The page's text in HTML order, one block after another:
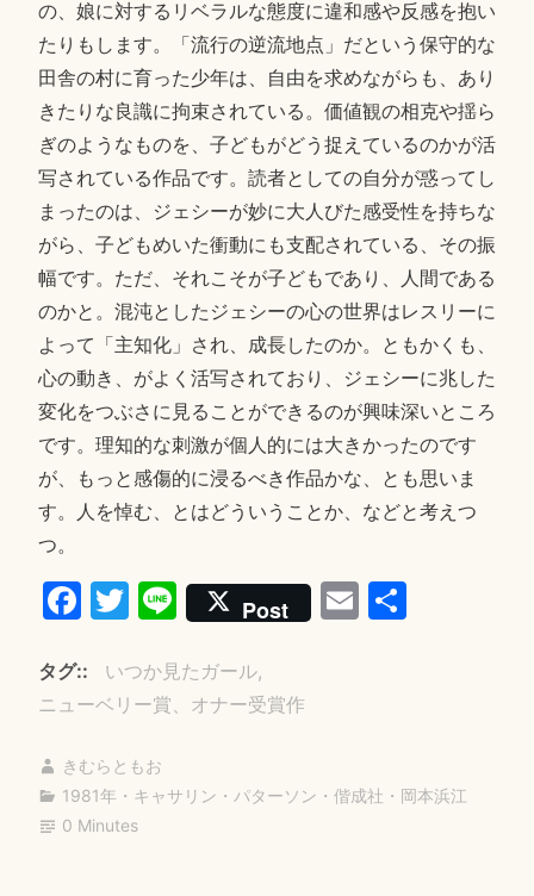
の、娘に対するリベラルな態度に違和感や反感を抱い
たりもします。「流行の逆流地点」だという保守的な
田舎の村に育った少年は、自由を求めながらも、あり
きたりな良識に拘束されている。価値観の相克や揺ら
ぎのようなものを、子どもがどう捉えているのかが活
写されている作品です。読者としての自分が惑ってし
まったのは、ジェシーが妙に大人びた感受性を持ちな
がら、子どもめいた衝動にも支配されている、その振
幅です。ただ、それこそが子どもであり、人間である
のかと。混沌としたジェシーの心の世界はレスリーに
よって「主知化」され、成長したのか。ともかくも、
心の動き、がよく活写されており、ジェシーに兆した
変化をつぶさに見ることができるのが興味深いところ
です。理知的な刺激が個人的には大きかったのです
が、もっと感傷的に浸るべき作品かな、とも思いま
す。人を悼む、とはどういうことか、などと考えつ
つ。
Fa
bo
ok
T
tte
r
Li
ne
Post E 共
タグ:
いつか見たガール
ニューベリー賞、オナー受賞作
きむらともお
1981年 ・ キャサリン・パターソン ・ 偕成社 ・ 岡本浜江
0 Minutes